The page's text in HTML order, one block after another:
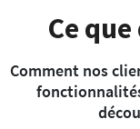
Ce
Comment nos